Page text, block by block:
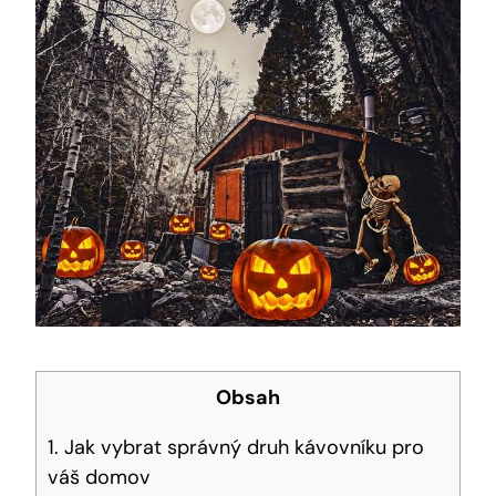
Obsah
1. Jak vybrat správný druh kávovníku pro
váš domov